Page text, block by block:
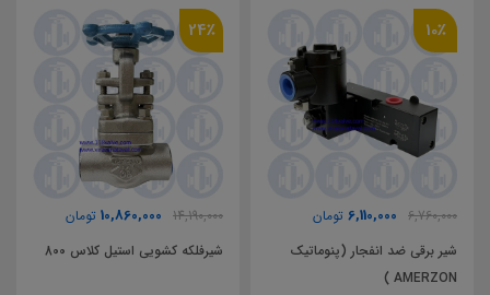
10٪
6,760,000
6,110,000 تومان
شیر برقی ضد انفجار (پنوماتیک
AMERZON )
24٪
14,190,000
10,860,000 تومان
شیرفلکه کشویی استیل کلاس 800